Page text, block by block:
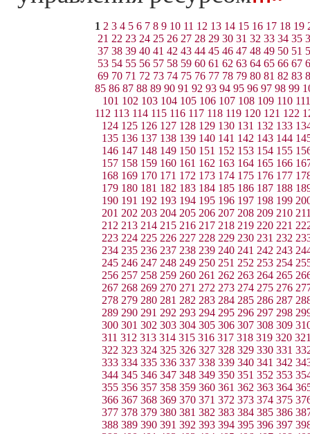
1 2 3 4 5 6 7 8 9 10 11 12 13 14 15 16 17 18 19
21 22 23 24 25 26 27 28 29 30 31 32 33 34 35
37 38 39 40 41 42 43 44 45 46 47 48 49 50 51
53 54 55 56 57 58 59 60 61 62 63 64 65 66 67
69 70 71 72 73 74 75 76 77 78 79 80 81 82 83
85 86 87 88 89 90 91 92 93 94 95 96 97 98 99
101 102 103 104 105 106 107 108 109 110 111
112 113 114 115 116 117 118 119 120 121 122
124 125 126 127 128 129 130 131 132 133
135 136 137 138 139 140 141 142 143 144
146 147 148 149 150 151 152 153 154 155
157 158 159 160 161 162 163 164 165 166
168 169 170 171 172 173 174 175 176 177
179 180 181 182 183 184 185 186 187 188
190 191 192 193 194 195 196 197 198 199
201 202 203 204 205 206 207 208 209 210
212 213 214 215 216 217 218 219 220 221
223 224 225 226 227 228 229 230 231 232
234 235 236 237 238 239 240 241 242 243
245 246 247 248 249 250 251 252 253 254
256 257 258 259 260 261 262 263 264 265
267 268 269 270 271 272 273 274 275 276
278 279 280 281 282 283 284 285 286 287
289 290 291 292 293 294 295 296 297 298
300 301 302 303 304 305 306 307 308 309
311 312 313 314 315 316 317 318 319 320
322 323 324 325 326 327 328 329 330 331
333 334 335 336 337 338 339 340 341 342
344 345 346 347 348 349 350 351 352 353
355 356 357 358 359 360 361 362 363 364
366 367 368 369 370 371 372 373 374 375
377 378 379 380 381 382 383 384 385 386
388 389 390 391 392 393 394 395 396 397